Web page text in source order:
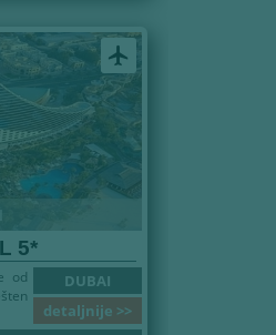
airplanemode_active
5*
DUBAI
detaljnije >>
od